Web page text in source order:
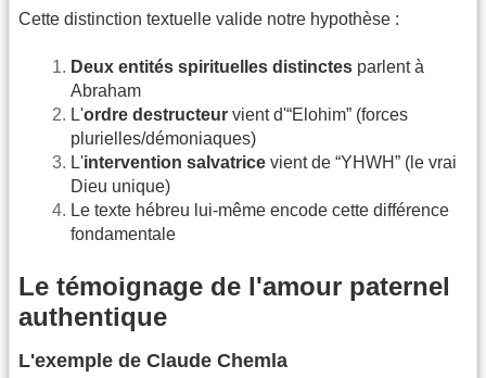
Cette distinction textuelle valide notre hypothèse :
Deux entités spirituelles distinctes parlent à
Abraham
L'ordre destructeur vient d'“Elohim” (forces
plurielles/démoniaques)
L'intervention salvatrice vient de “YHWH” (le vrai
Dieu unique)
Le texte hébreu lui-même encode cette différence
fondamentale
Le témoignage de l'amour paternel
authentique
L'exemple de Claude Chemla